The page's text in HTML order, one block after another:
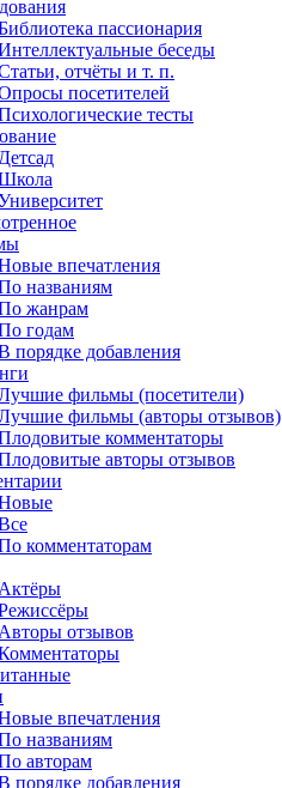
пассионария
беседы
отчёты и т. п.
посетителей
тесты
Детсад
впечатления
названиям
жанрам
годам
порядке добавления
фильмы (посетители)
фильмы (авторы отзывов)
комментаторы
авторы отзывов
комментаторам
Актёры
Авторы отзывов
впечатления
названиям
авторам
порядке добавления